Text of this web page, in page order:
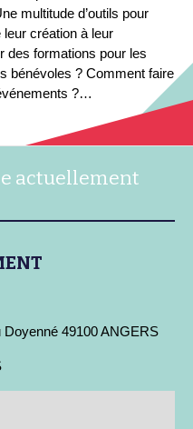
multitude d’outils pour
création à leur
des formations pour les
bénévoles ? Comment faire
?…
actuellement
Doyenné 49100 ANGERS